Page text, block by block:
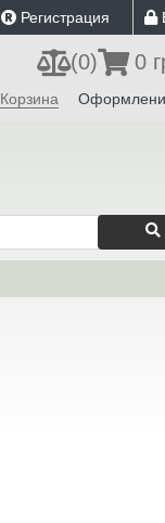
Регистрация
(0) 0
Корзина